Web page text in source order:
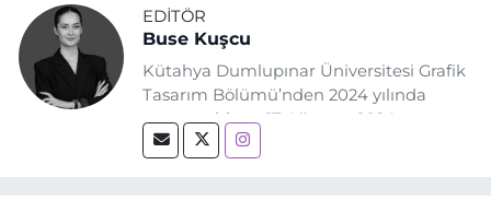
EDITÖR
Buse Kuşcu
Kütahya Dumlupınar Üniversitesi Grafik
Tasarım Bölümü’nden 2024 yılında
mezun oldum. 17 Ağustos 2024
tarihinde, Grafik Tasarım alanında staj